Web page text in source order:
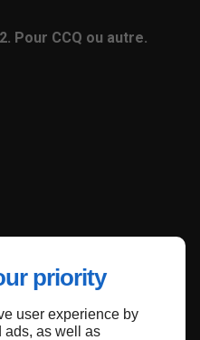
priority
user experience by
ads, as well as
Pour CCQ ou autre.
page